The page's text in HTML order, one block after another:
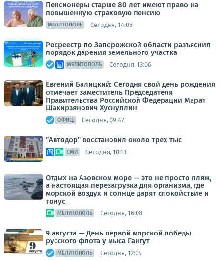
Пенсионеры старше 80 лет имеют право на
повышенную страховую пенсию
МЕЛИТОПОЛЬ Сегодня, 14:05
Росреестр по Запорожской области разъяснил
порядок дарения земельного участка
МЕЛИТОПОЛЬ Сегодня, 13:06
Евгений Балицкий: Сегодня свой день рождения
отмечает заместитель Председателя
Правительства Российской Федерации Марат
Шакирзянович Хуснуллин
ОФИЦ. Сегодня, 09:47
"Автодор" восстановил около трех тыс
СМИ Сегодня, 10:13
Отдых на Азовском море — это не просто пляж,
а настоящая перезагрузка для организма, где
морской воздух и солнце дарят спокойствие и
тонус
МЕЛИТОПОЛЬ Сегодня, 16:08
9 августа — День первой морской победы
русского флота у мыса Гангут
МЕЛИТОПОЛЬ Сегодня, 12:04